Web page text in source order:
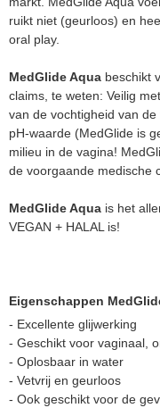
ruikt niet (geurloos) en
oral play.
MedGlide Aqua beschikt
claims, te weten: Veilig
van de vochtigheid van
pH-waarde (MedGlide is
milieu in de vagina!
de voorgaande medische
MedGlide Aqua is het
VEGAN + HALAL is!
Eigenschappen
- Excellente glijwerking
- Geschikt voor vaginaal,
- Oplosbaar in water
- Vetvrij en geurloos
- Ook geschikt voor de